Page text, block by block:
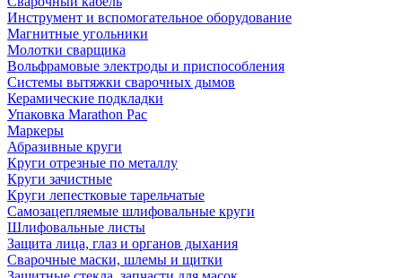
Инструмент и вспомогательное оборудование
Магнитные угольники
Молотки сварщика
Вольфрамовые электроды и приспособления
Системы вытяжки сварочных дымов
Керамические подкладки
Упаковка Marathon Pac
Маркеры
Абразивные круги
Круги отрезные по металлу
Круги зачистные
Круги лепестковые тарельчатые
Самозацепляемые шлифовальные круги
Шлифовальные листы
Защита лица, глаз и органов дыхания
Сварочные маски, шлемы и щитки